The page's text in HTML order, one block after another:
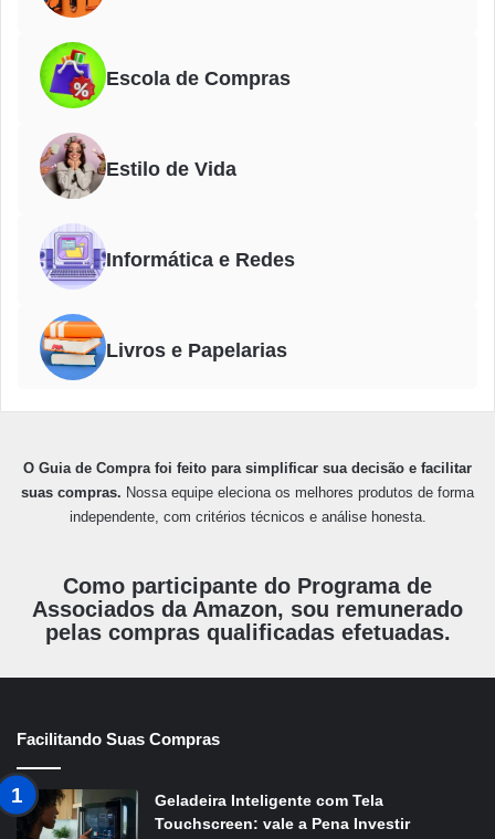
Escola de Compras
Estilo de Vida
Informática e Redes
Livros e Papelarias
O Guia de Compra foi feito para simplificar sua decisão e facilitar
suas compras. Nossa equipe eleciona os melhores produtos de forma
independente, com critérios técnicos e análise honesta.
Como participante do Programa de
Associados da Amazon, sou remunerado
pelas compras qualificadas efetuadas.
Facilitando Suas Compras
Geladeira Inteligente com Tela
Touchscreen: vale a Pena Investir